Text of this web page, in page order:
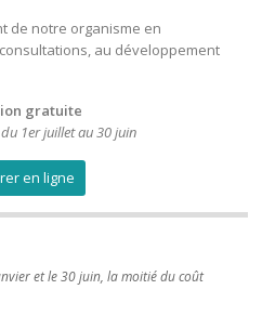
de notre organisme en
au développement
gratuite
1er juillet au 30 juin
en ligne
et le 30 juin, la moitié du coût